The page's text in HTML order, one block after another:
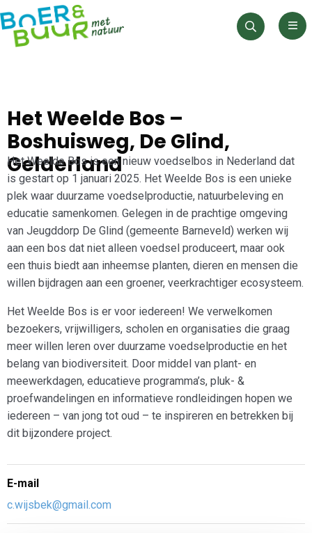
Zoeken
Het Weelde Bos –
Boshuisweg, De Glind,
Gelderland
Het Weelde Bos is een nieuw voedselbos in Nederland dat
is gestart op 1 januari 2025. Het Weelde Bos is een unieke
plek waar duurzame voedselproductie, natuurbeleving en
educatie samenkomen. Gelegen in de prachtige omgeving
van Jeugddorp De Glind (gemeente Barneveld) werken wij
aan een bos dat niet alleen voedsel produceert, maar ook
een thuis biedt aan inheemse planten, dieren en mensen die
willen bijdragen aan een groener, veerkrachtiger ecosysteem.
Het Weelde Bos is er voor iedereen! We verwelkomen
bezoekers, vrijwilligers, scholen en organisaties die graag
meer willen leren over duurzame voedselproductie en het
belang van biodiversiteit. Door middel van plant- en
meewerkdagen, educatieve programma’s, pluk- &
proefwandelingen en informatieve rondleidingen hopen we
iedereen – van jong tot oud – te inspireren en betrekken bij
dit bijzondere project.
E-mail
c.wijsbek@gmail.com